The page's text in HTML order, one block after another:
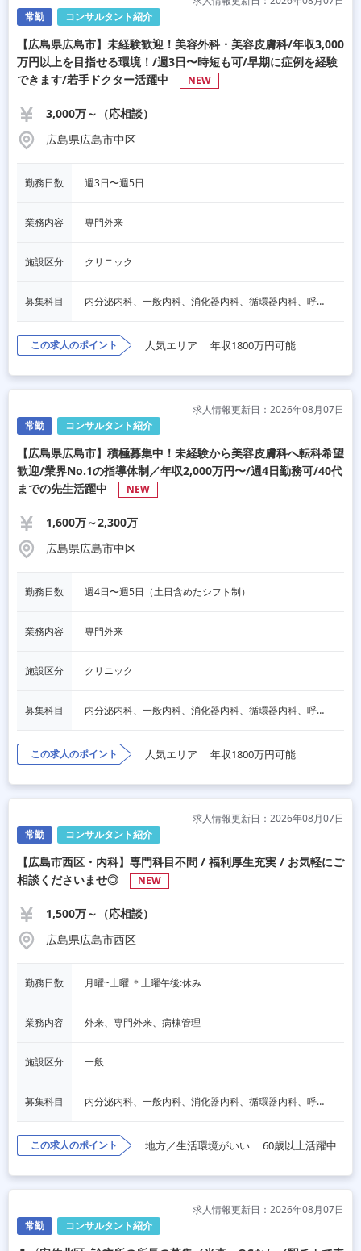
常勤 コンサルタント紹介
【広島県広島市】未経験歓迎！美容外科・美容皮膚科/年収3,000
万円以上を目指せる環境！/週3日〜時短も可/早期に症例を経験
できます/若手ドクター活躍中
NEW
3,000万～（応相談）
広島県広島市中区
勤務日数 週3日〜週5日
業務内容 専門外来
施設区分 クリニック
募集科目 内分泌内科、一般内科、消化器内科、循環器内科、呼吸器内科、血液内科、心療内科、脳神経内科、老人内科、一般外科、消化器外科、心臓外科、呼吸器外科、脳神経外科、整形外科、形成外科、リハビリテーション科、小児科、産婦人科、婦人科、精神科、眼科、耳鼻咽喉科、皮膚科、泌尿器科、放射線科、人工透析、麻酔科、美容外科、人間ドック・検診、その他
この求人のポイント 人気エリア 年収1800万円可能
常勤 コンサルタント紹介
求人情報更新日：2026年08月07日
【広島県広島市】積極募集中！未経験から美容皮膚科へ転科希望
歓迎/業界No.1の指導体制／年収2,000万円〜/週4日勤務可/40代
までの先生活躍中
NEW
1,600万～2,300万
広島県広島市中区
勤務日数 週4日〜週5日（土日含めたシフト制）
業務内容 専門外来
施設区分 クリニック
募集科目 内分泌内科、一般内科、消化器内科、循環器内科、呼吸器内科、血液内科、心療内科、脳神経内科、老人内科、一般外科、消化器外科、心臓外科、呼吸器外科、脳神経外科、整形外科、形成外科、リハビリテーション科、小児科、産婦人科、婦人科、精神科、眼科、耳鼻咽喉科、皮膚科、泌尿器科、放射線科、人工透析、麻酔科、美容外科、人間ドック・検診、その他
この求人のポイント 人気エリア 年収1800万円可能
常勤 コンサルタント紹介
求人情報更新日：2026年08月07日
【広島市西区・内科】専門科目不問 / 福利厚生充実 / お気軽にご
相談くださいませ◎
NEW
1,500万～（応相談）
広島県広島市西区
勤務日数 月曜~土曜 ＊土曜午後:休み
業務内容 外来、専門外来、病棟管理
施設区分 一般
募集科目 内分泌内科、一般内科、消化器内科、循環器内科、呼吸器内科、血液内科、心療内科、脳神経内科、老人内科
この求人のポイント 地方／生活環境がいい 60歳以上活躍中
常勤 コンサルタント紹介
求人情報更新日：2026年08月07日